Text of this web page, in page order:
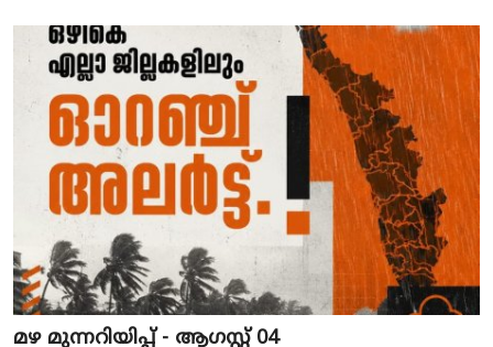
മഴ മുന്നറിയിപ്പ് - ആഗസ്റ്റ് 04